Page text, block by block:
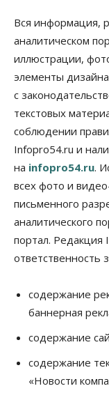
В
против нового
07 Августа 2026,
Бизнес
В аэропорту
07 Августа 2026,
Бизнес
дома по
07 Августа 2026,
Общество
мяса в
Расходы
за полгода
07 Августа 2026,
07 Августа 2026,
Вся информация,
аналитическом
иллюстрации,
элементы
с
текстовых
соблюдении
Infopro54.ru и
на infopro54.ru.
всех фото и
письменного
аналитического
портал. Редакция
ответственность
содержание
баннерная
содержание
содержание
«Новости